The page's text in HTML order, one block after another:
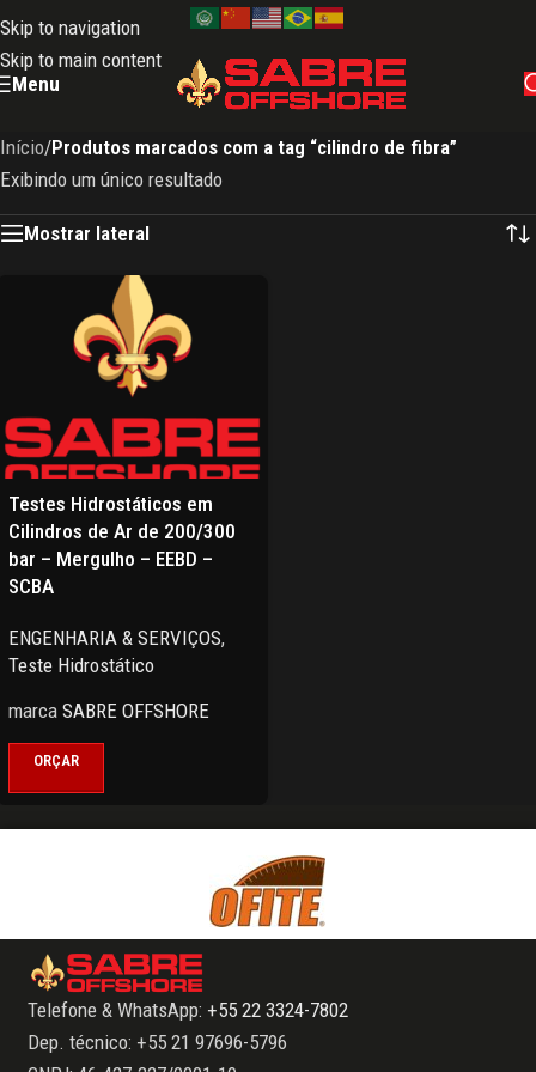
Skip to navigation
Skip to main content
Menu
Início/Produtos marcados com a tag “cilindro de fibra”
Exibindo um único resultado
Mostrar lateral
Testes Hidrostáticos em
Cilindros de Ar de 200/300
bar – Mergulho – EEBD –
SCBA
ENGENHARIA & SERVIÇOS,
Teste Hidrostático
marca SABRE OFFSHORE
ORÇAR
Telefone & WhatsApp: +55 22 3324-7802
Dep. técnico: +55 21 97696-5796